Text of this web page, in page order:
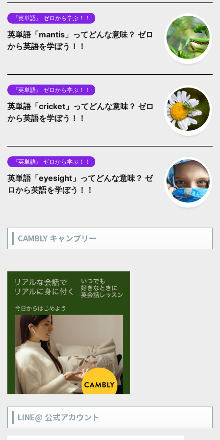
『英単語』 ゼロから学ぶ！！
英単語「mantis」ってどんな意味？ ゼロ
から英語を学ぼう！！
『英単語』 ゼロから学ぶ！！
英単語「cricket」ってどんな意味？ ゼロ
から英語を学ぼう！！
『英単語』 ゼロから学ぶ！！
英単語「eyesight」ってどんな意味？ ゼ
ロから英語を学ぼう！！
CAMBLY キャンブリー
LINE@ 公式アカウント